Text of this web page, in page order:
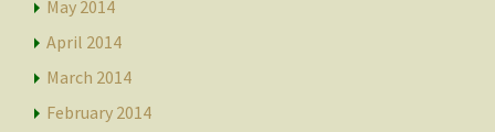
May 2014
April 2014
March 2014
February 2014